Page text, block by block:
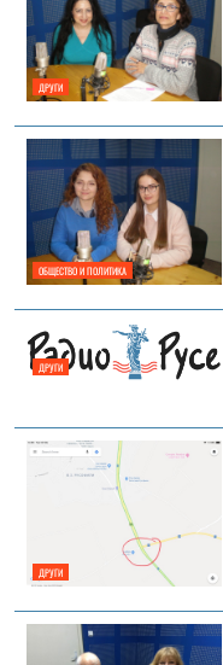
ДРУГИ
ОБЩЕСТВО И ПОЛИТИКА
ДРУГИ
ДРУГИ